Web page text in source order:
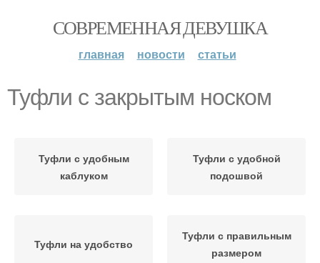
СОВРЕМЕННАЯ ДЕВУШКА
главная новости статьи
Туфли с закрытым носком
Туфли с удобным
каблуком
Туфли с удобной
подошвой
Туфли на удобство
Туфли с правильным
размером